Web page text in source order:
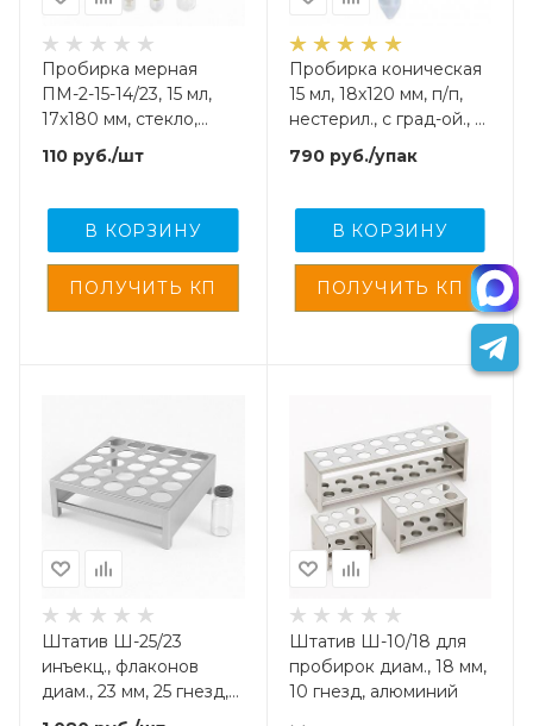
Пробирка мерная
ПМ-2-15-14/23, 15 мл,
17х180 мм, стекло,
шлиф 14/23
110 руб./шт
В КОРЗИНУ
Пробирка коническая
15 мл, 18х120 мм, п/п,
нестерил., с град-ой., с
винт.,крышкой, 50 шт/
упак, Litoplast
790руб./упак
В КОРЗИНУ
Штатив Ш-25/23
инъекц., флаконов
диам., 23 мм, 25 гнезд,
Штатив Ш-10/18 для
пробирок диам., 18 мм,
10 гнезд, алюминий